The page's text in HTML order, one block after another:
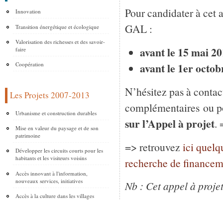
Innovation
Transition énergétique et écologique
Valorisation des richesses et des savoir-
faire
Coopération
Les Projets 2007-2013
Urbanisme et construction durables
Mise en valeur du paysage et de son
patrimoine
Développer les circuits courts pour les
habitants et les visiteurs voisins
Accès innovant à l'information,
nouveaux services, initiatives
Accès à la culture dans les villages
Pour candidater à cet
GAL :
avant le 15 mai
avant le 1er
N’hésitez pas à
complémentaires ou
sur l’Appel à projet.
=> retrouvez ici
recherche de
Nb : Cet appel à